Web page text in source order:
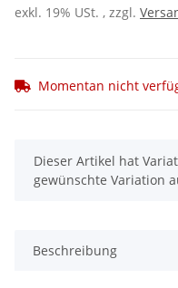
exkl. 19% USt. , zzgl.
Momentan nicht
x
Dieser Artikel hat
gewünschte Variation
Beschreibung